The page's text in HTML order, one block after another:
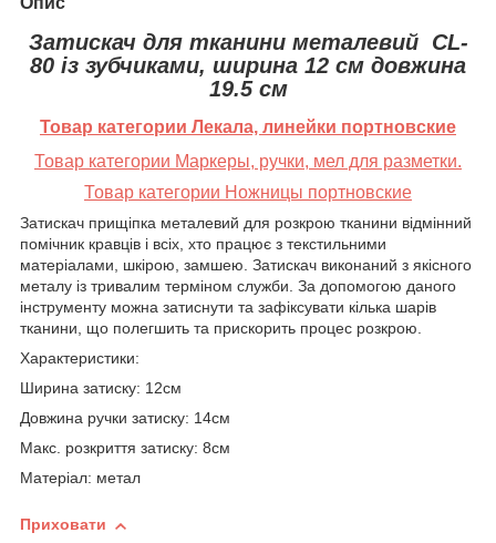
Затискач для тканини металевий CL-
80 із зубчиками, ширина 12 см довжина
19.5 см
Товар категории Лекала, линейки портновские
Товар категории Маркеры, ручки, мел для разметки.
Товар категории Ножницы портновские
Затискач прищіпка металевий для розкрою тканини відмінний
помічник кравців і всіх, хто працює з текстильними
матеріалами, шкірою, замшею. Затискач виконаний з якісного
металу із тривалим терміном служби. За допомогою даного
інструменту можна затиснути та зафіксувати кілька шарів
тканини, що полегшить та прискорить процес розкрою.
Характеристики:
Ширина затиску: 12см
Довжина ручки затиску: 14см
Макс. розкриття затиску: 8см
Матеріал: метал
Приховати